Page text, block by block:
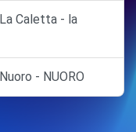
Caletta - la
- NUORO